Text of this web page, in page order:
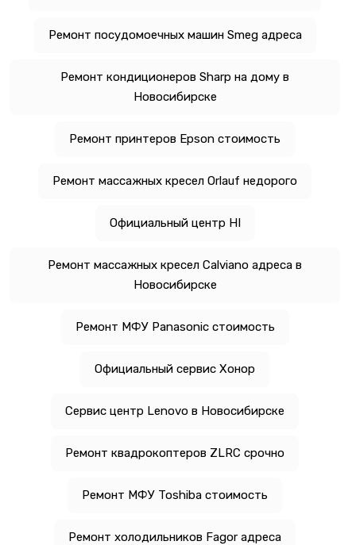
Ремонт посудомоечных машин Smeg адреса
Ремонт кондиционеров Sharp на дому в
Новосибирске
Ремонт принтеров Epson стоимость
Ремонт массажных кресел Orlauf недорого
Официальный центр HI
Ремонт массажных кресел Calviano адреса в
Новосибирске
Ремонт МФУ Panasonic стоимость
Официальный сервис Хонор
Сервис центр Lenovo в Новосибирске
Ремонт квадрокоптеров ZLRC срочно
Ремонт МФУ Toshiba стоимость
Ремонт холодильников Fagor адреса